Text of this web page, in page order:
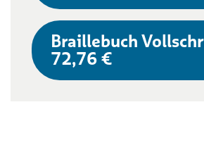
Braillebuch
72,76 €